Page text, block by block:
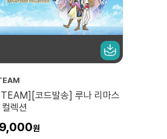
코드발송] 루나 리마스
렉션